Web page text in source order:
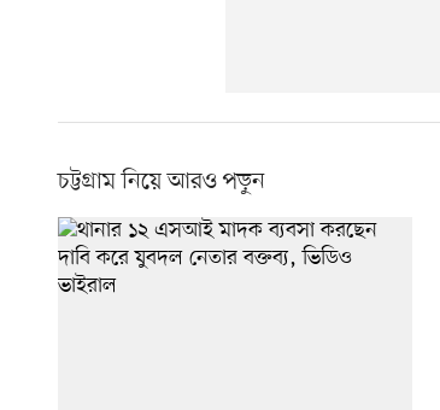
চট্টগ্রাম নিয়ে আরও পড়ুন